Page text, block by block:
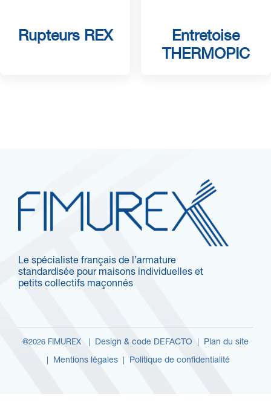
Rupteurs REX
Entretoise
THERMOPIC
Le spécialiste français de l’armature
standardisée pour maisons individuelles et
petits collectifs maçonnés
@2026 FIMUREX | Design & code DEFACTO Plan du site
Mentions légales| Politique de confidentialité